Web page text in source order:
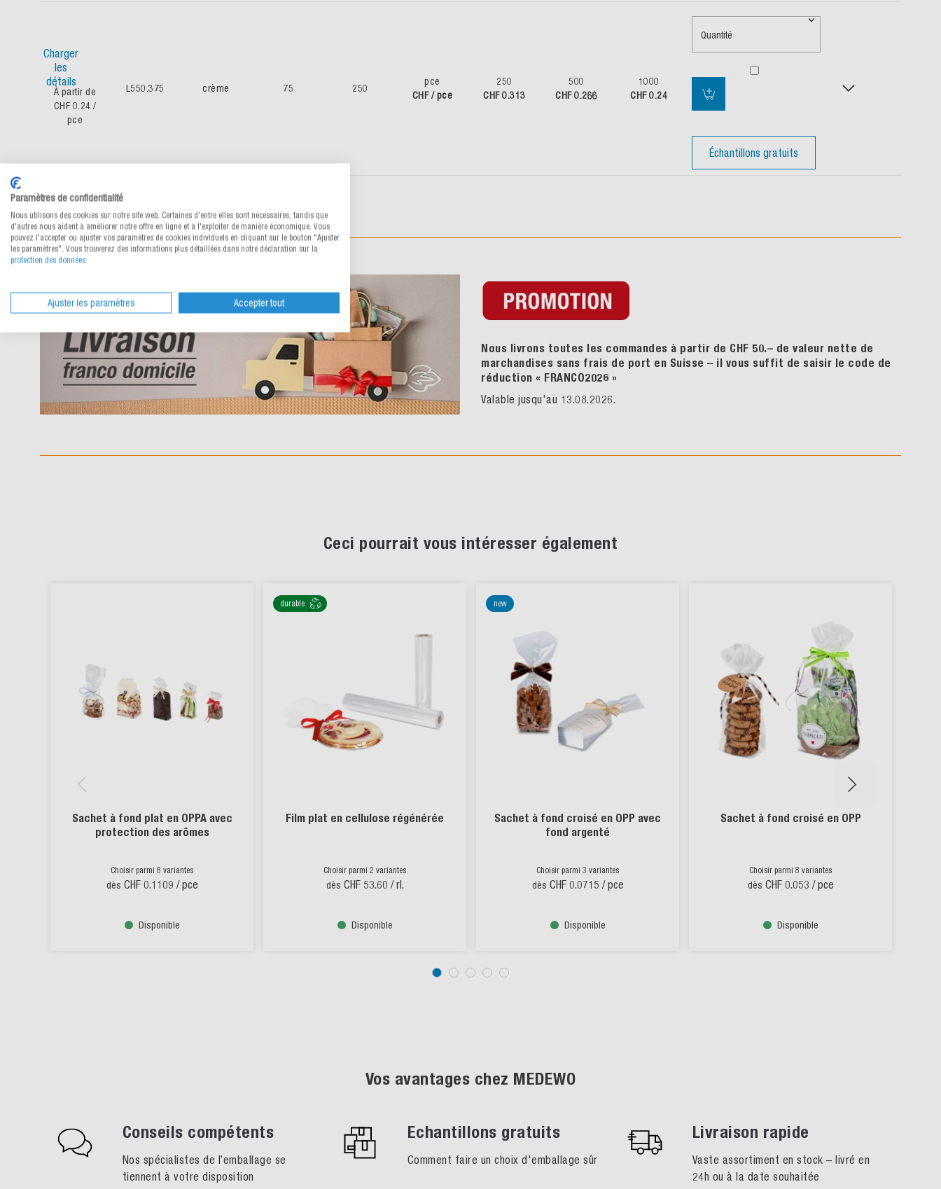
Charger
les
détails
À partir de
CHF 0.24 /
pce
L550.375 crème 75 250
pce
CHF / pce
250
CHF 0.313
500
CHF 0.266
1000
CHF 0.24
Quantité
Échantillons gratuits
Nous livrons toutes les commandes à partir de CHF 50.– de valeur nette de
marchandises sans frais de port en Suisse – il vous suffit de saisir le code de
réduction « FRANCO2026 »
Valable jusqu'au 13.08.2026.
Ceci pourrait vous intéresser également
Sachet à fond plat en OPPA avec
protection des arômes
Choisir parmi 8 variantes
dès CHF 0.1109 / pce
Disponible
durable
Film plat en cellulose régénérée
Choisir parmi 2 variantes
dès CHF 53.60 / rl.
Disponible
new
Sachet à fond croisé en OPP avec
fond argenté
Choisir parmi 3 variantes
dès CHF 0.0715 / pce
Disponible
Sachet à fond croisé en OPP
Choisir parmi 8 variantes
dès CHF 0.053 / pce
Disponible
Vos avantages chez MEDEWO
Conseils compétents
Nos spécialistes de l’emballage se
tiennent à votre disposition
Echantillons gratuits
Comment faire un choix d'emballage sûr
Livraison rapide
Vaste assortiment en stock – livré en
24h ou à la date souhaitée
Paramètres de confidentialité
Nous utilisons des cookies sur notre site web. Certaines d'entre elles sont nécessaires, tandis que
d'autres nous aident à améliorer notre offre en ligne et à l'exploiter de manière économique. Vous
pouvez l'accepter ou ajuster vos paramètres de cookies individuels en cliquant sur le bouton "Ajuster
les paramètres". Vous trouverez des informations plus détaillées dans notre déclaration sur la
protection des données.
Ajuster les paramètres Accepter tout